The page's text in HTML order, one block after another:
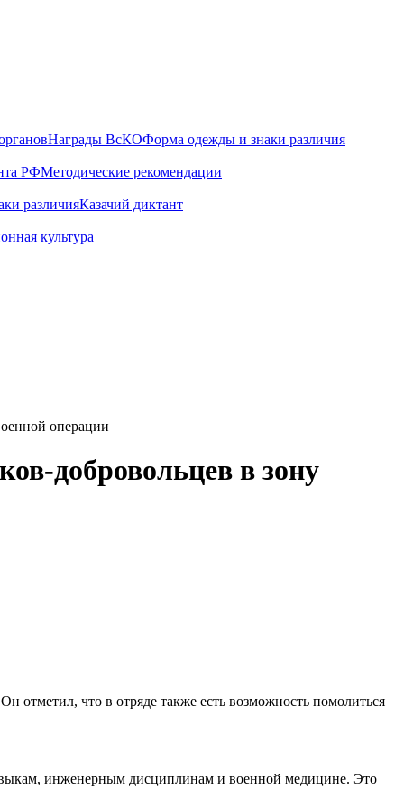
Награды ВсКОФорма одежды и знаки различия
РФМетодические рекомендации
различияКазачий диктант
культура
операции
добровольцев в зону
отметил, что в отряде также есть возможность помолиться
инженерным дисциплинам и военной медицине. Это